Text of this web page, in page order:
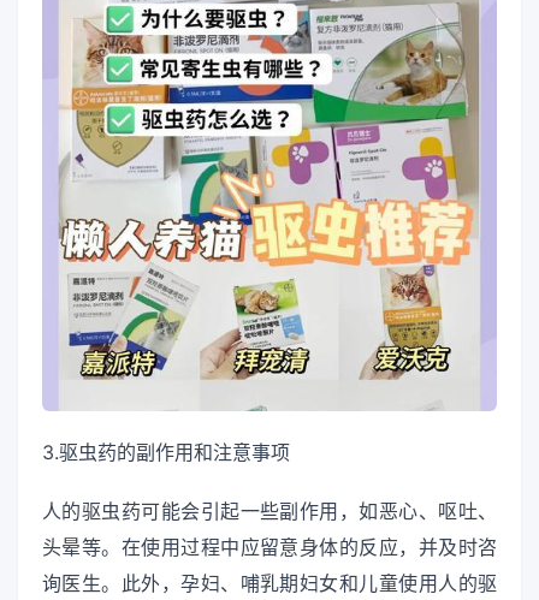
3.驱虫药的副作用和注意事项
人的驱虫药可能会引起一些副作用，如恶心、呕吐、
头晕等。在使用过程中应留意身体的反应，并及时咨
询医生。此外，孕妇、哺乳期妇女和儿童使用人的驱